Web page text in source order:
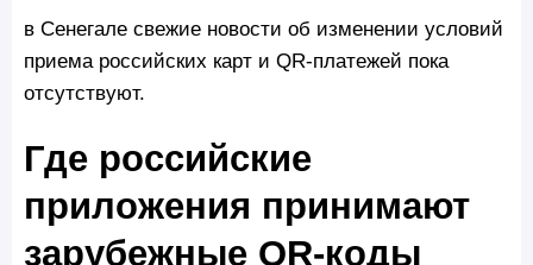
в Сенегале свежие новости об изменении условий
приема российских карт и QR-платежей пока
отсутствуют.
Где российские
приложения принимают
зарубежные QR-коды